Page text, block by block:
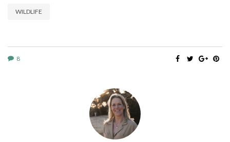
WILDLIFE
8